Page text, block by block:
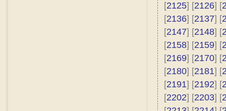
[2125] [2126] [
[2136] [2137] [
[2147] [2148] [
[2158] [2159] [
[2169] [2170] [
[2180] [2181] [
[2191] [2192] [
[2202] [2203] [